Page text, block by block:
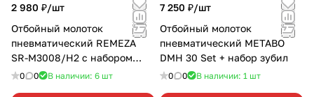
2 980 ₽/шт
Отбойный молоток
пневматический REMEZA
SR-М3008/Н2 с набором
зубил
0 0 В наличии: 6 шт
7 250 ₽/шт
Отбойный молоток
пневматический METABO
DMH 30 Set + набор зубил
0 0 В наличии: 1 шт